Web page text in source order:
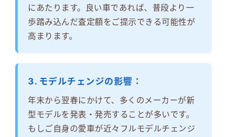
にあたります。良い車であれば、普段より一
歩踏み込んだ査定額をご提示できる可能性が
高まります。
3. モデルチェンジの影響：
年末から翌春にかけて、多くのメーカーが新
型モデルを発表・発売することが多いです。
もしご自身の愛車が近々フルモデルチェンジ